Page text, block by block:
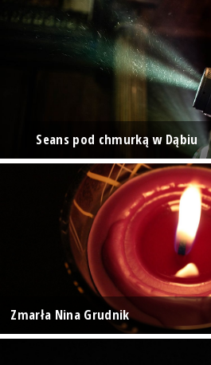
Seans pod chmurką w Dąbiu
Zmarła Nina Grudnik